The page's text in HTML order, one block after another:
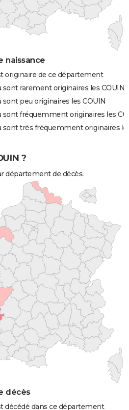
naissance
originaire de ce département
rarement originaires les COUIN
peu originaires les COUIN
fréquemment originaires les
très fréquemment originaires
?
département de décès.
décès
décédé dans ce département